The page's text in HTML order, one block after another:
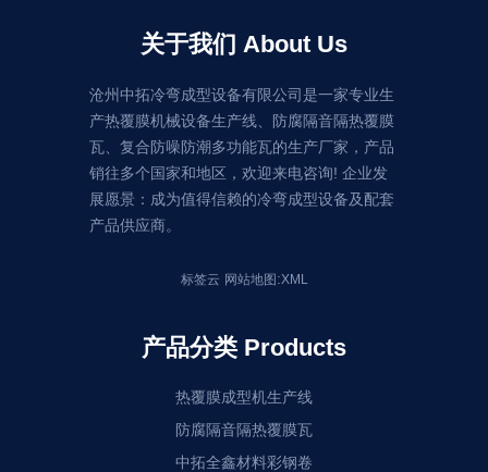
关于我们 About Us
沧州中拓冷弯成型设备有限公司是一家专业生
产热覆膜机械设备生产线、防腐隔音隔热覆膜
瓦、复合防噪防潮多功能瓦的生产厂家，产品
销往多个国家和地区，欢迎来电咨询! 企业发
展愿景：成为值得信赖的冷弯成型设备及配套
产品供应商。
标签云 网站地图:XML
产品分类 Products
热覆膜成型机生产线
防腐隔音隔热覆膜瓦
中拓全鑫材料彩钢卷